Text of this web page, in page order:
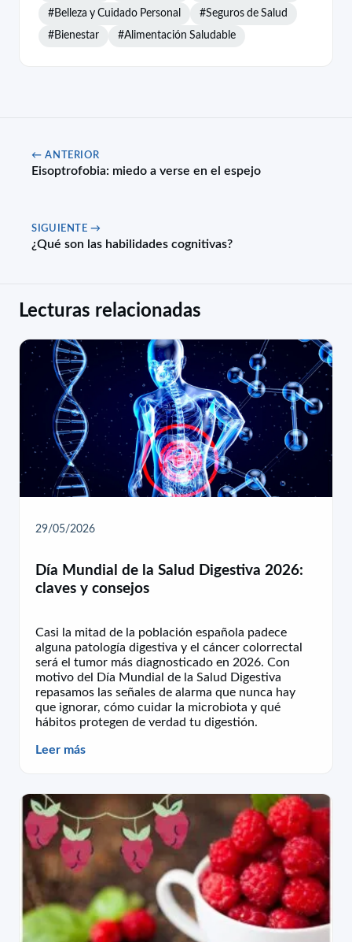
#Belleza y Cuidado Personal #Seguros de Salud
#Bienestar #Alimentación Saludable
← ANTERIOR
Eisoptrofobia: miedo a verse en el espejo
SIGUIENTE →
¿Qué son las habilidades cognitivas?
Lecturas relacionadas
29/05/2026
Día Mundial de la Salud Digestiva 2026:
claves y consejos
Casi la mitad de la población española padece
alguna patología digestiva y el cáncer colorrectal
será el tumor más diagnosticado en 2026. Con
motivo del Día Mundial de la Salud Digestiva
repasamos las señales de alarma que nunca hay
que ignorar, cómo cuidar la microbiota y qué
hábitos protegen de verdad tu digestión.
Leer más